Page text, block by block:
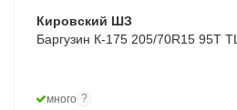
Кировский ШЗ
Баргузин К-175 205/70R15 95T TL
много ?